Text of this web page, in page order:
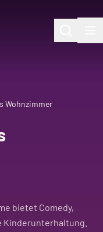
Wohnzimmer
bietet Comedy,
Kinderunterhaltung.